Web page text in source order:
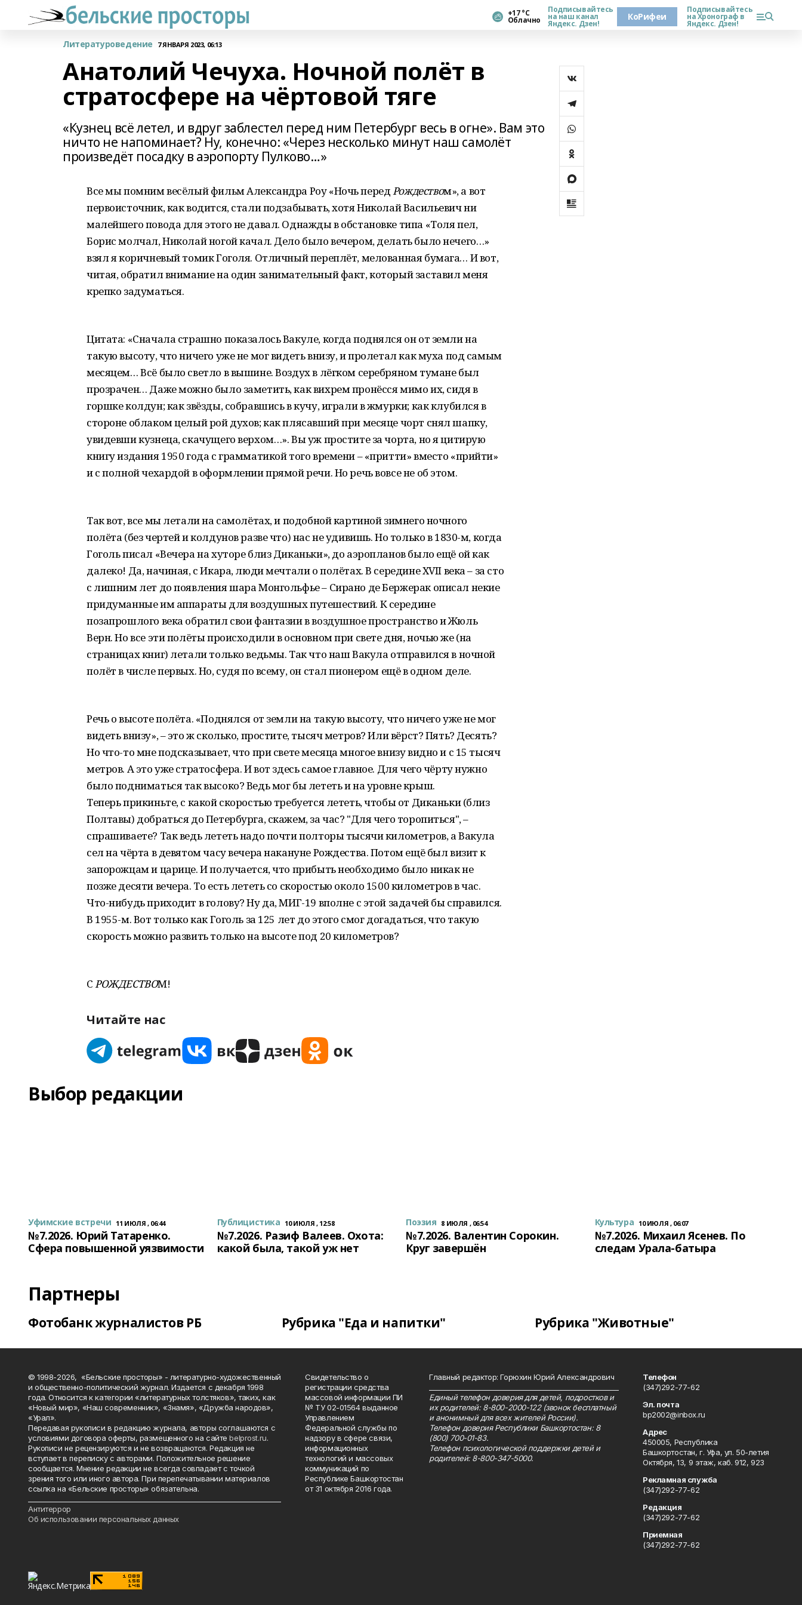
+17 °С
Облачно
Подписывайтесь
на наш канал
Яндекс. Дзен!
КоРифеи
Подписывайтесь
на Хронограф в
Яндекс. Дзен!
Литературоведение 7 ЯНВАРЯ 2023, 06:13
Анатолий Чечуха. Ночной полёт в
стратосфере на чёртовой тяге
«Кузнец всё летел, и вдруг заблестел перед ним Петербург весь в огне». Вам это
ничто не напоминает? Ну, конечно: «Через несколько минут наш самолёт
произведёт посадку в аэропорту Пулково…»
Все мы помним весёлый фильм Александра Роу «Ночь передРождеством», а вот
первоисточник, как водится, стали подзабывать, хотя Николай Васильевич ни
малейшего повода для этого не давал. Однажды в обстановке типа «Толя пел,
Борис молчал, Николай ногой качал. Дело было вечером, делать было нечего…»
взял я коричневый томик Гоголя. Отличный переплёт, мелованная бумага… И вот,
читая, обратил внимание на один занимательный факт, который заставил меня
крепко задуматься.
Цитата: «Сначала страшно показалось Вакуле, когда поднялся он от земли на
такую высоту, что ничего уже не мог видеть внизу, и пролетал как муха под самым
месяцем… Всё было светло в вышине. Воздух в лёгком серебряном тумане был
прозрачен… Даже можно было заметить, как вихрем пронёсся мимо их, сидя в
горшке колдун; как звёзды, собравшись в кучу, играли в жмурки; как клубился в
стороне облаком целый рой духов; как плясавший при месяце чорт снял шапку,
увидевши кузнеца, скачущего верхом…». Вы уж простите за чорта, но я цитирую
книгу издания 1950 года с грамматикой того времени – «притти» вместо «прийти»
и с полной чехардой в оформлении прямой речи. Но речь вовсе не об этом.
Так вот, все мы летали на самолётах, и подобной картиной зимнего ночного
полёта (без чертей и колдунов разве что) нас не удивишь. Но только в 1830-м, когда
Гоголь писал «Вечера на хуторе близ Диканьки», до аэропланов было ещё ой как
далеко! Да, начиная, с Икара, люди мечтали о полётах. В середине ХVII века – за сто
с лишним лет до появления шара Монгольфье – Сирано де Бержерак описал некие
придуманные им аппараты для воздушных путешествий. К середине
позапрошлого века обратил свои фантазии в воздушное пространство и Жюль
Верн. Но все эти полёты происходили в основном при свете дня, ночью же (на
страницах книг) летали только ведьмы. Так что наш Вакула отправился в ночной
полёт в числе первых. Но, судя по всему, он стал пионером ещё в одном деле.
Речь о высоте полёта. «Поднялся от земли на такую высоту, что ничего уже не мог
видеть внизу», – это ж сколько, простите, тысяч метров? Или вёрст? Пять? Десять?
Но что-то мне подсказывает, что при свете месяца многое внизу видно и с 15 тысяч
метров. А это уже стратосфера. И вот здесь самое главное. Для чего чёрту нужно
было подниматься так высоко? Ведь мог бы лететь и на уровне крыш.
Теперь прикиньте, с какой скоростью требуется лететь, чтобы от Диканьки (близ
Полтавы) добраться до Петербурга, скажем, за час? "Для чего торопиться", –
спрашиваете? Так ведь лететь надо почти полторы тысячи километров, а Вакула
сел на чёрта в девятом часу вечера накануне Рождества. Потом ещё был визит к
запорожцам и царице. И получается, что прибыть необходимо было никак не
позже десяти вечера. То есть лететь со скоростью около 1500 километров в час.
Что-нибудь приходит в голову? Ну да, МИГ-19 вполне с этой задачей бы справился.
В 1955-м. Вот только как Гоголь за 125 лет до этого смог догадаться, что такую
скорость можно развить только на высоте под 20 километров?
СРОЖДЕСТВОМ!
Читайте нас
Выбор редакции
Уфимские встречи 11 ИЮЛЯ , 06:44
№7.2026. Юрий Татаренко.
Сфера повышенной уязвимости
Публицистика 10 ИЮЛЯ , 12:58
№7.2026. Разиф Валеев. Охота:
какой была, такой уж нет
Поэзия 8 ИЮЛЯ , 06:54
№7.2026. Валентин Сорокин.
Круг завершён
Культура 10 ИЮЛЯ , 06:07
№7.2026. Михаил Ясенев. По
следам Урала-батыра
Партнеры
Фотобанк журналистов РБ Рубрика "Еда и напитки" Рубрика "Животные"
© 1998-2026, «Бельские просторы» - литературно-художественный
и общественно-политический журнал. Издается с декабря 1998
года. Относится к категории «литературных толстяков», таких, как
«Новый мир», «Наш современник», «Знамя», «Дружба народов»,
«Урал».
Передавая рукописи в редакцию журнала, авторы соглашаются с
условиями договора оферты, размещенного на сайтеbelprost.ru.
Рукописи не рецензируются и не возвращаются. Редакция не
вступает в переписку с авторами. Положительное решение
сообщается. Мнение редакции не всегда совпадает с точкой
зрения того или иного автора. При перепечатывании материалов
ссылка на «Бельские просторы» обязательна.
Антитеррор
Об использовании персональных данных
Свидетельство о
регистрации средства
массовой информации ПИ
№ ТУ 02-01564 выданное
Управлением
Федеральной службы по
надзору в сфере связи,
информационных
технологий и массовых
коммуникаций по
Республике Башкортостан
от 31 октября 2016 года.
Главный редактор: Горюхин Юрий Александрович
Единый телефон доверия для детей, подростков и
их родителей: 8-800-2000-122 (звонок бесплатный
и анонимный для всех жителей России).
Телефон доверия Республики Башкортостан: 8
(800) 700-01-83.
Телефон психологической поддержки детей и
родителей: 8-800-347-5000.
Телефон
(347)292-77-62
Эл. почта
bp2002@inbox.ru
Адрес
450005, Республика
Башкортостан, г. Уфа, ул. 50-летия
Октября, 13, 9 этаж, каб. 912, 923
Рекламная служба
(347)292-77-62
Редакция
(347)292-77-62
Приемная
(347)292-77-62